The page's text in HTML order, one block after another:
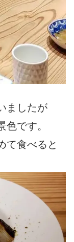
ましたが
です。
て食べると